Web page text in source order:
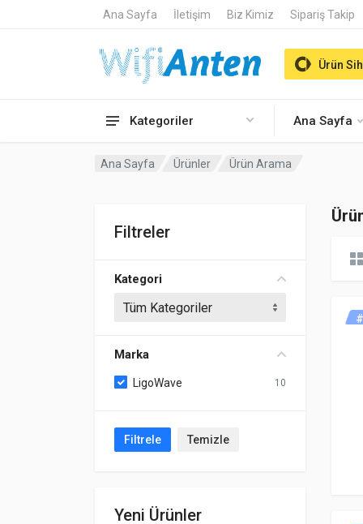
Ana Sayfa İletişim Biz Kimiz Sipariş Takip
Kategoriler Ana Sayfa
Ürün
Ana Sayfa Ürünler Ürün Arama
Filtreler
Kategori
Marka
LigoWave 10
Filtrele Temizle
Yeni Ürünler